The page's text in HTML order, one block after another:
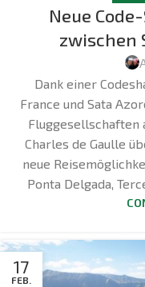
Neue
zwischen
Dank einer
France und Sata
Fluggesellschaften
Charles de Gaulle
neue
Ponta Delgada,
17
FEB.